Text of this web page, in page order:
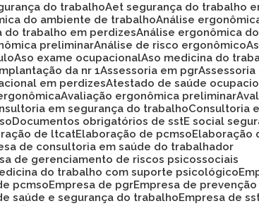
do trabalho Aet segurança do trabalho
do ambiente de trabalho Análise
do trabalho em perdizes Análise ergonômica
preliminar Análise de risco ergonômico
Aso exame ocupacional Aso medicina do
da nr 1 Assessoria em pgr
em perdizes Atestado de saúde
Avaliação ergonômica preliminar
em segurança do trabalho
Consultoria
Documentos obrigatórios de sst
E social
de ltcat Elaboração de pcmso
de consultoria em saúde do trabalhador
de gerenciamento de riscos psicossociais
do trabalho com suporte psicológico
pcmso Empresa de pgr Empresa de
saúde e segurança do trabalho Empresa de